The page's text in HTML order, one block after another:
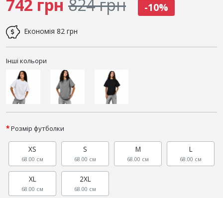
742 грн 824 грн -10%
Економія 82 грн
Інші кольори
Розмір футболки
XS
68.00 см
S
68.00 см
M
68.00 см
L
68.00 см
XL
68.00 см
2XL
68.00 см